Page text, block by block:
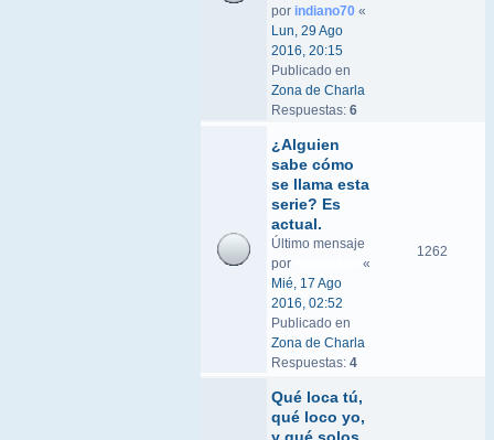
por indiano70 «
Lun, 29 Ago
2016, 20:15
Publicado en
Zona de Charla
Respuestas: 6
¿Alguien
sabe cómo
se llama esta
serie? Es
actual.
Último mensaje
por
«
Mié, 17 Ago
2016, 02:52
Publicado en
Zona de Charla
Respuestas: 4
1262
Qué loca tú,
qué loco yo,